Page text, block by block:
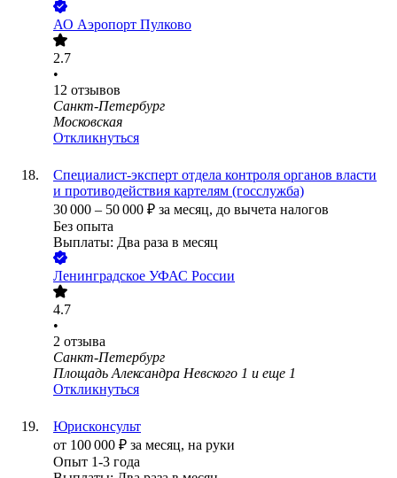
АО Аэропорт Пулково
2.7
•
12 отзывов
Санкт-Петербург
Московская
Откликнуться
Специалист-эксперт отдела контроля органов власти
и противодействия картелям (госслужба)
30 000 – 50 000 ₽ за месяц, до вычета налогов
Без опыта
Выплаты: Два раза в месяц
Ленинградское УФАС России
4.7
•
2 отзыва
Санкт-Петербург
Площадь Александра Невского 1 и еще 1
Откликнуться
Юрисконсульт
от 100 000 ₽ за месяц, на руки
Опыт 1-3 года